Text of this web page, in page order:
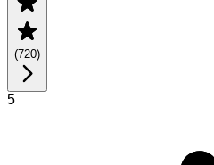
(720)
5